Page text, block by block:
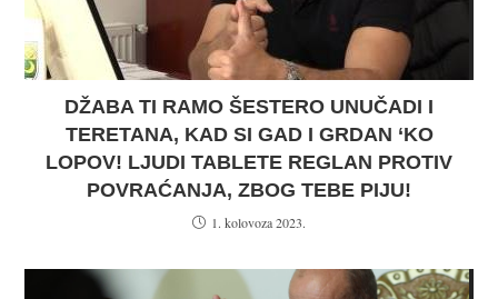
DŽABA TI RAMO ŠESTERO UNUČADI I
TERETANA, KAD SI GAD I GRDAN ‘KO
LOPOV! LJUDI TABLETE REGLAN PROTIV
POVRAĆANJA, ZBOG TEBE PIJU!
1. kolovoza 2023.